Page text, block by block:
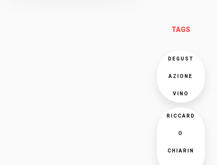
TAGS
DEGUST
AZIONE
VINO
RICCARD
O
CHIARIN